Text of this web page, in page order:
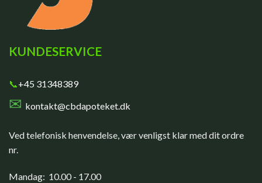
KUNDESERVICE
📞 +45 31348389
✉ kontakt@cbdapoteket.dk
Ved telefonisk henvendelse, vær venligst klar med dit ordre
nr.
Mandag: 10.00 - 17.00